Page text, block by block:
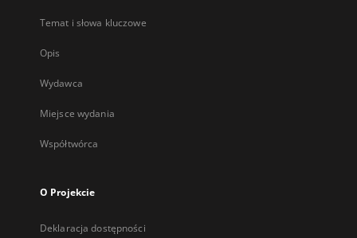
Temat i słowa kluczowe
Opis
Wydawca
Miejsce wydania
Współtwórca
O Projekcie
Deklaracja dostępności